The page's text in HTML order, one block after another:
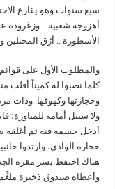
سبع سنوات وهو يقارع
أهزوجة شعبية .. وزغرودة
الأسطورة .. أرّق المحتلين
والمطلوب الأول على قوائم
كلما نصبوا له كميناً أفلت
وحجارتها وكهوفها. وذات
ولا سبيل أمامه
أدخل جسمه فيه ثم أغلقه
حجارة الوادي، وارتدوا
هناك احتفظ بسر مقره
وأعطاه صندوق ذخيرة ملغَّم.